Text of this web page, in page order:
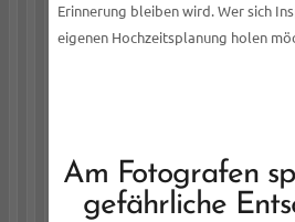
Erinnerung bleiben wird. Wer sich
eigenen Hochzeitsplanung holen
Am Fotografen
gefährliche